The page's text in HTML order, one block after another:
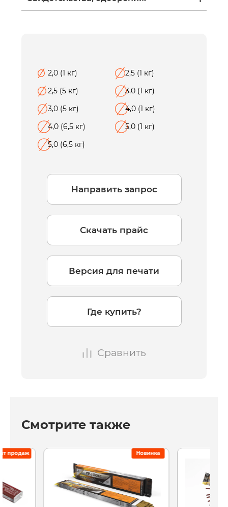
2,0 (1 кг)
2,5 (1 кг)
2,5 (5 кг)
3,0 (1 кг)
3,0 (5 кг)
4,0 (1 кг)
4,0 (6,5 кг)
5,0 (1 кг)
5,0 (6,5 кг)
Направить запрос
Скачать прайс
Версия для печати
Где купить?
Сравнить
Смотрите также
продаж Новинка